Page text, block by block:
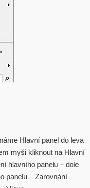
Hlavní panel do leva
myši kliknout na Hlavní
hlavního panelu – dole
panelu – Zarovnání